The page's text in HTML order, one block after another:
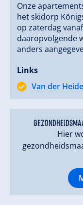
Onze
het skidorp
op zaterdag
daaropvolgende
anders
Links
Van der
Hier